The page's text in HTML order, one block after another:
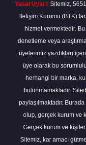
Yasal Uyarı: Sitemiz,
İletişim Kurumu (BTK)
hizmet vermektedir.
denetleme veya
üyelerimiz yazdıkları
üye olarak bu
herhangi bir marka,
bulunmamaktadır.
paylaşılmaktadır.
olup, gerçek kurum ve
Gerçek kurum ve
Sitemiz, kar amacı